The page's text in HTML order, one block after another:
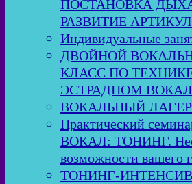
ПОСТАНОВКА
РАЗВИТИЕ
Индивидуальные
ДВОЙНОЙ
КЛАСС ПО
ЭСТРАДНОМ
ВОКАЛЬНЫЙ
Практический
ВОКАЛ: ТОНИНГ.
возможности вашего
ТОНИНГ-